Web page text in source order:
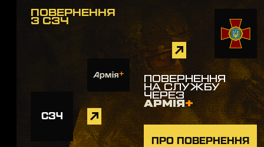
ПОВЕРНЕННЯ
З СЗЧ
ПОВЕРНЕННЯ
НА СЛУЖБУ
ЧЕРЕЗ
АРМІЯ+
СЗЧ
ПРО ПОВЕРНЕННЯ